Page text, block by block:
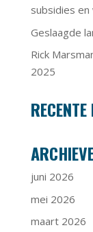
subsidies
Geslaagde
Rick
2025
juni 2026
mei 2026
maart 2026